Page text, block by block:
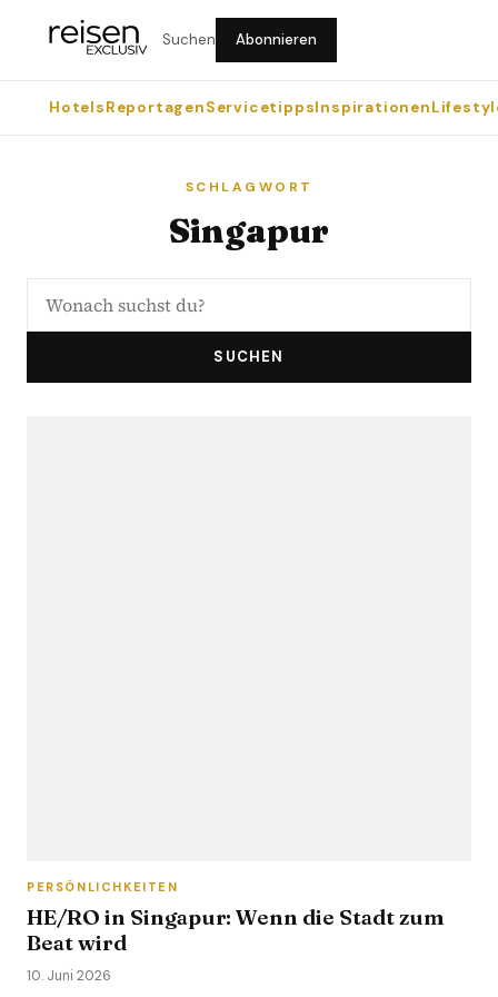
Suchen Abonnieren
HotelsReportagenServicetippsInspirationen
SCHLAGWORT
Singapur
SUCHEN
PERSÖNLICHKEITEN
HE/RO in Singapur: Wenn die Stadt zum
Beat wird
10. Juni 2026